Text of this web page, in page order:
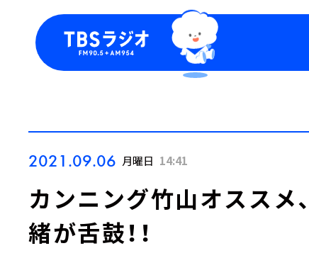
2021.09.06 月曜日 14:41
カンニング竹山オスス
緒が舌鼓！！